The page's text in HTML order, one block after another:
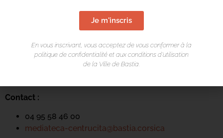
LIEU DE L'ÉVÉNEMENT
Place du Théatre
Contact :
04 95 58 46 00
mediateca-centrucita@bastia.corsica
Je m'inscris
En vous inscrivant, vous acceptez de vous conformer à la
politique de confidentialité et aux conditions d’utilisation
de la Ville de Bastia.